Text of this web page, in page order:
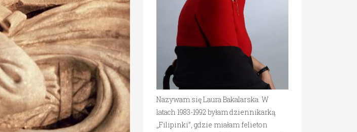
Nazywam się Laura Bakalarska. W
latach 1983-1992 byłam dziennikarką
„Filipinki”, gdzie miałam felieton